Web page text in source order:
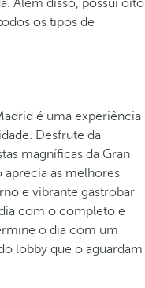
Além disso, possui oito
os tipos de
é uma experiência
Desfrute da
magníficas da Gran
aprecia as melhores
e vibrante gastrobar
com o completo e
o dia com um
lobby que o aguardam